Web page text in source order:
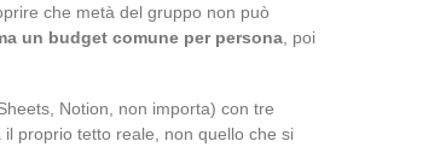
che metà del gruppo non può
un budget comune per persona , poi
Notion, non importa) con tre
proprio tetto reale, non quello che si